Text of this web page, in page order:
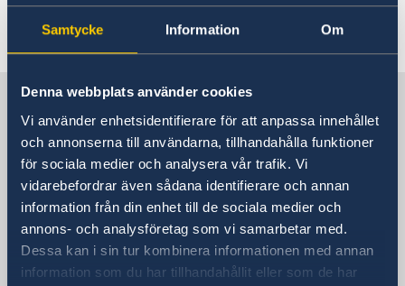
Samtycke Information Om
Denna webbplats använder cookies
Vi använder enhetsidentifierare för att anpassa innehållet
och annonserna till användarna, tillhandahålla funktioner
för sociala medier och analysera vår trafik. Vi
vidarebefordrar även sådana identifierare och annan
information från din enhet till de sociala medier och
annons- och analysföretag som vi samarbetar med.
Dessa kan i sin tur kombinera informationen med annan
information som du har tillhandahållit eller som de har
Senast uppdaterad 18 jan. 2019, 16.26
Sverige i Kina
Sveriges generalkonsulat i Shanghai
Besöksadress
Shanghai Central Plaza, våning 15
381 Huaihai Road (Middle)
Huangpu, Shanghai